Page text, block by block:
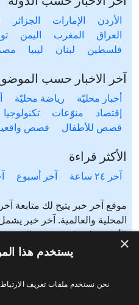
الأردن الإمارات الجزائر
العراق
المغرب اليمن
فلسطين
لبنان ليبيا مصر
آخر الاخبار حسب
أخبار محليّة رياضة محليّة
إقتصاد
منوّعات تكنولوجيا
قصص للأطفال
قصص
الأكثر قراءة
آخر ٢٤ ساعة آخر أسبوع
موقع آخر خبر يتيح لك متابعة
المحلية والعالمية. آخر خبر
الأردن، فلسطين، مصر،
عرب ٤٨، لبنان، العراق،
من شتى المواضيع مثل: أخبار
إقتصاد، ثقافة، منوعات وغيرها
مختلف المواقع الإخبارية:
×
يستخدم هذا
نحن نستخدم ملفات تعريف